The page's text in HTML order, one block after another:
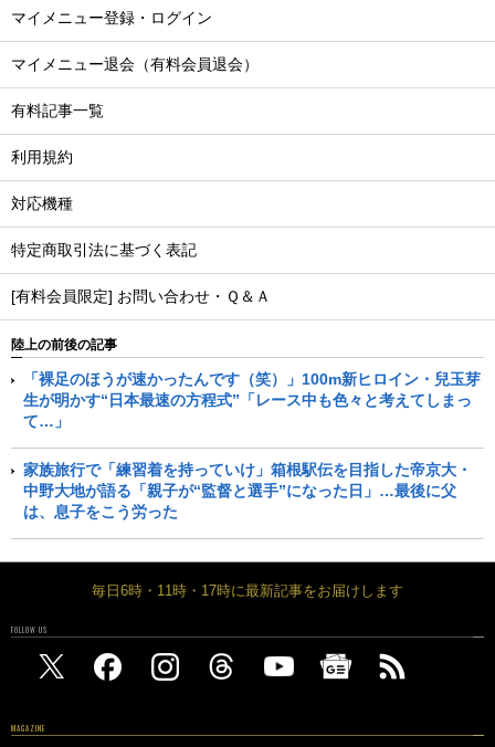
マイメニュー登録・ログイン
マイメニュー退会（有料会員退会）
有料記事一覧
利用規約
対応機種
特定商取引法に基づく表記
[有料会員限定] お問い合わせ・Ｑ＆Ａ
陸上の前後の記事
「裸足のほうが速かったんです（笑）」100m新ヒロイン・兒玉芽
生が明かす“日本最速の方程式”「レース中も色々と考えてしまっ
て…」
家族旅行で「練習着を持っていけ」箱根駅伝を目指した帝京大・
中野大地が語る「親子が“監督と選手”になった日」…最後に父
は、息子をこう労った
毎日6時・11時・17時に最新記事をお届けします
FOLLOW US
MAGAZINE